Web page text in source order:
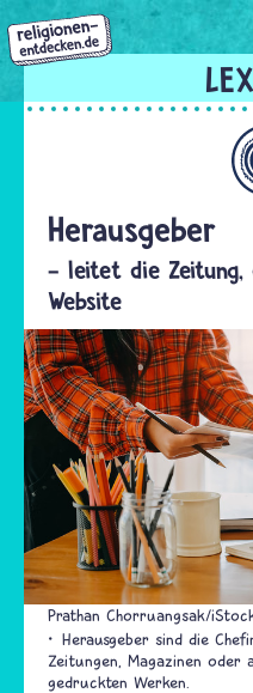
Direkt
zum
Inhalt
Herausgeber
– leitet die Zeitung,
Website
Prathan Chorruangsak/
Herausgeber sind die
Zeitungen, Magazinen oder
gedruckten Werken.